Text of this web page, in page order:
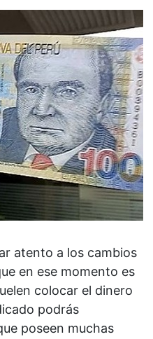
atento a los cambios
en ese momento es
colocar el dinero
podrás
poseen muchas